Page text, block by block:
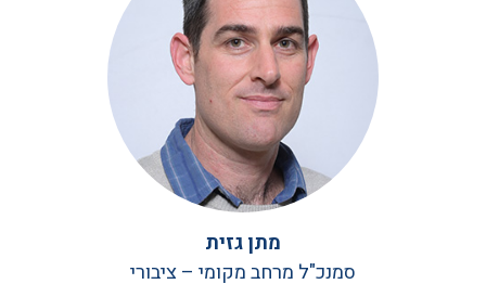
מתן גזית
סמנכ"ל מרחב מקומי – ציבורי